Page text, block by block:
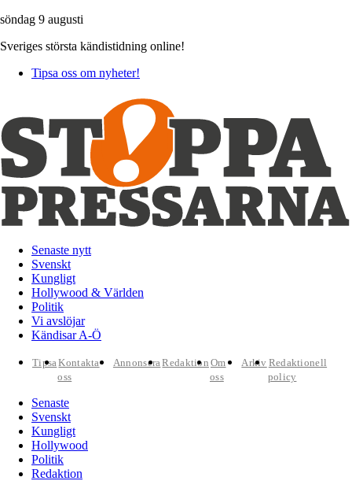
söndag 9 augusti
Sveriges största kändistidning online!
Tipsa oss om nyheter!
Senaste nytt
Svenskt
Kungligt
Hollywood & Världen
Politik
Vi avslöjar
Kändisar A-Ö
TipsaKontakta
oss
AnnonseraRedaktion Om
oss
Arkiv Redaktionell
policy
Senaste
Svenskt
Kungligt
Hollywood
Politik
Redaktion